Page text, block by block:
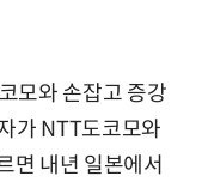
모와 손잡고 증강
가 NTT도코모와
면 내년 일본에서